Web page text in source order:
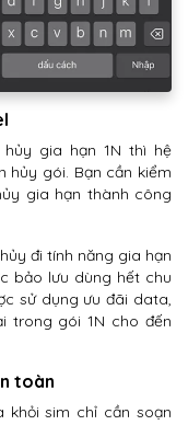
hủy gia hạn 1N thì hệ
hủy gói. Bạn cần kiểm
gia hạn thành công
đi tính năng gia hạn
bảo lưu dùng hết chu
sử dụng ưu đãi data,
trong gói 1N cho đến
toàn
sim chỉ cần soạn